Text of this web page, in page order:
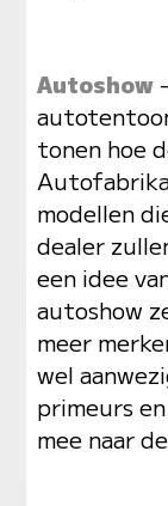
Autoshow-
tonen hoe
modellen
dealer
een idee
autoshow
meer
wel
primeurs
mee naar